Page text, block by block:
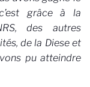
grâce à la
des autres
de la Diese et
pu atteindre